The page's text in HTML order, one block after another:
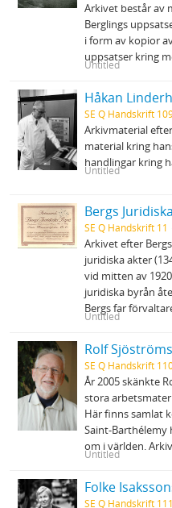
Arkivet består av
Berglings
i form av kopior
uppsatser kring
Untitled
Håkan
SE Q Handskrift
Arkivmaterial
material kring
handlingar kring
Untitled
Bergs
SE Q Handskrift 11
Arkivet efter
juridiska akter
vid mitten av
juridiska byrån
Bergs far
Untitled
Rolf
SE Q Handskrift
År 2005 skänkte
stora
Här finns samlat
Saint-
om i världen.
Untitled
Folke
SE Q Handskrift 111